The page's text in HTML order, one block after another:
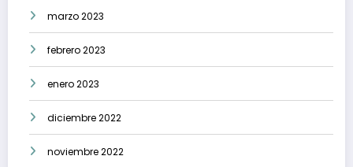
marzo 2023
febrero 2023
enero 2023
diciembre 2022
noviembre 2022